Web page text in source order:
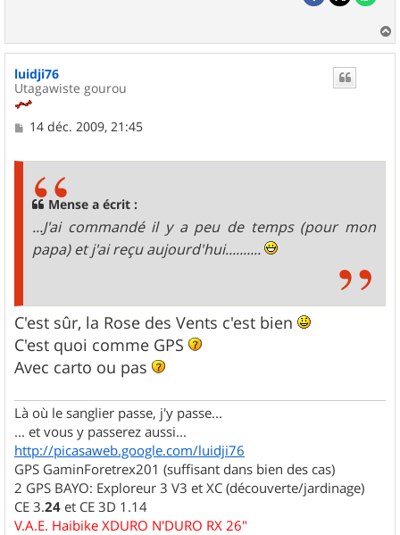
a
luidji76
Utagawiste gourou
M14 déc. 2009, 21:45
Mense a écrit :
...J'ai commandé il y a peu de temps (pour mon
papa) et j'ai reçu aujourd'hui..........
C'est sûr, la Rose des Vents c'est bien
C'est quoi comme GPS
Avec carto ou pas
Là où le sanglier passe, j'y passe...
... et vous y passerez aussi...
http://picasaweb.google.com/luidji76
GPS GaminForetrex201 (suffisant dans bien des cas)
2 GPS BAYO: Exploreur 3 V3 et XC (découverte/jardinage)
CE 3.24 et CE 3D 1.14
V.A.E. Haibike XDURO N'DURO RX 26"